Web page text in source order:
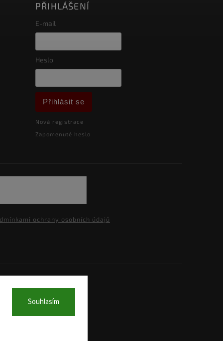
Souhlasím
PŘIHLÁŠENÍ
E-mail
Heslo
Přihlásit se
Nová registrace
Zapomenuté heslo
ochrany osobních údajů